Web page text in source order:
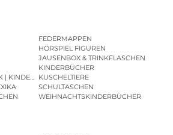
FEDERMAPPEN
HÖRSPIEL FIGUREN
JAUSENBOX & TRINKFLASCHEN
KINDERBÜCHER
| KINDERGARTENBEUTEL
KUSCHELTIERE
SCHULTASCHEN
WEIHNACHTSKINDERBÜCHER